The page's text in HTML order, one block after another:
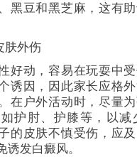
黑豆和黑芝麻，这有
外伤
动，容易在玩耍中受
诱因，因此家长应格
在户外活动时，尽量
护肘、护膝等，以减
的皮肤不慎受伤，应
诱发白癜风。